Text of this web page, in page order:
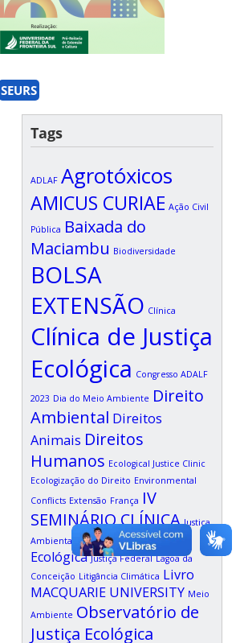
SEURS
Tags
ADLAF Agrotóxicos
AMICUS CURIAE Ação Civil
Pública Baixada do
Maciambu Biodiversidade
BOLSA
EXTENSÃO Clínica
Clínica de Justiça
Ecológica Congresso ADALF
2023 Dia do Meio Ambiente Direito
Ambiental Direitos
Animais Direitos
Humanos Ecological Justice Clinic
Ecologização do Direito Environmental
Conflicts Extensão França IV
SEMINÁRIO CLÍNICA Justiça
Ambiental
Justiça Climática Justiça
Ecológica Justiça Federal Lagoa da
Conceição Litigância Climática Livro
MACQUARIE UNIVERSITY Meio
Ambiente Observatório de
Justiça Ecológica